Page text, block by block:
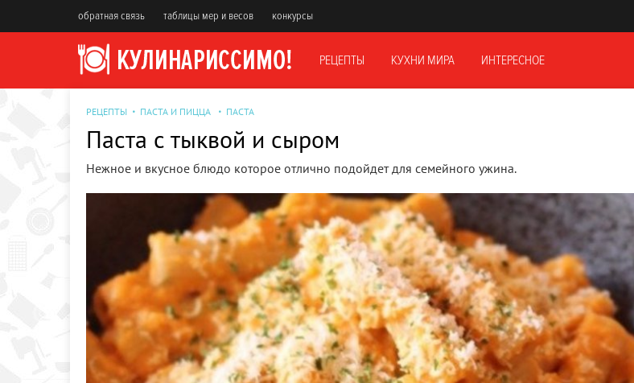
обратная связь таблицы мер и весов конкурсы
РЕЦЕПТЫ КУХНИ МИРА ИНТЕРЕСНОЕ
РЕЦЕПТЫ ПАСТА И ПИЦЦА ПАСТА
Паста с тыквой и сыром
Нежное и вкусное блюдо которое отлично подойдет для семейного ужина.